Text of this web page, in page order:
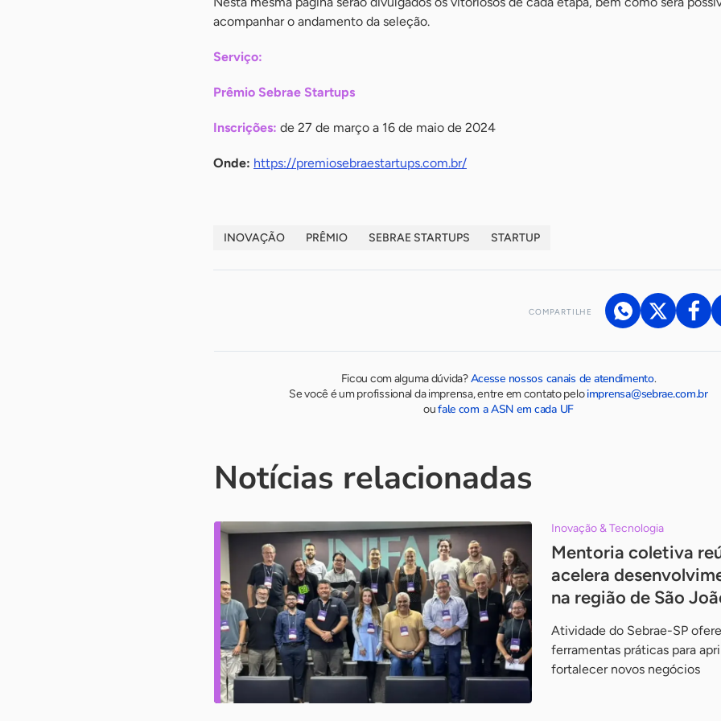
acompanhar o andamento da seleção.
Serviço:
Prêmio Sebrae Startups
Inscrições: de 27 de março a 16 de maio de 2024
Onde: https://premiosebraestartups.com.br/
INOVAÇÃO PRÊMIO SEBRAE STARTUPS STARTUP
COMPARTILHE
Ficou com alguma dúvida?Acesse nossos canais de atendimento.
Se você é um profissional da imprensa, entre em contato peloimprensa@sebrae.com.br
oufale com a ASN em cada UF
Notícias relacionadas
Inovação & Tecnologia
Mentoria coletiva
acelera
na região de São
Atividade do Sebrae-SP
ferramentas práticas para
fortalecer novos negócios